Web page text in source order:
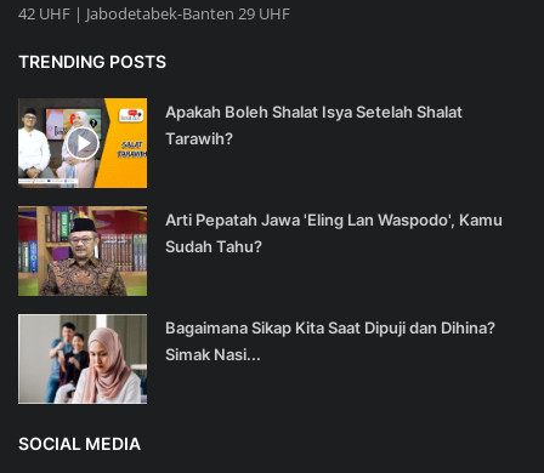
42 UHF | Jabodetabek-Banten 29 UHF
TRENDING POSTS
Apakah Boleh Shalat Isya Setelah Shalat
Tarawih?
Arti Pepatah Jawa 'Eling Lan Waspodo', Kamu
Sudah Tahu?
Bagaimana Sikap Kita Saat Dipuji dan Dihina?
Simak Nasi...
SOCIAL MEDIA